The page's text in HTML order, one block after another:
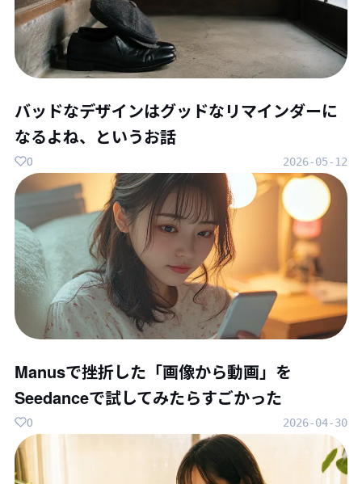
バッドなデザインはグッドなリマインダーに
なるよね、というお話
2026-05-12
0
Manusで挫折した「画像から動画」を
Seedanceで試してみたらすごかった
2026-04-30
0